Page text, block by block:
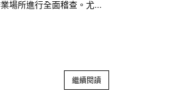
場所進行全面稽查。尤其
繼續閱讀